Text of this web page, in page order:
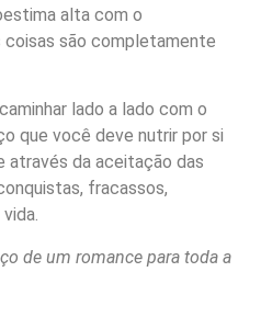
alta com o
coisas são completamente
lado a lado com o
que você deve nutrir por si
através da aceitação das
fracassos,
de um romance para toda a